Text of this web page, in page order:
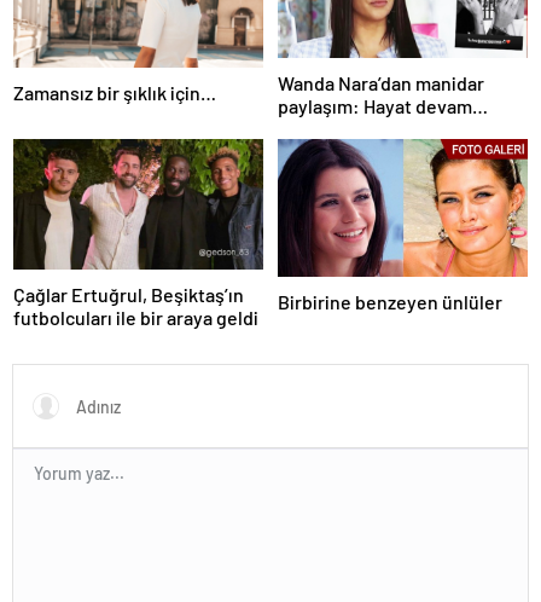
Zamansız bir şıklık için…
Wanda Nara’dan manidar
paylaşım: Hayat devam
Çağlar Ertuğrul, Beşiktaş’ın
futbolcuları ile bir araya geldi
Birbirine benzeyen ünlüler